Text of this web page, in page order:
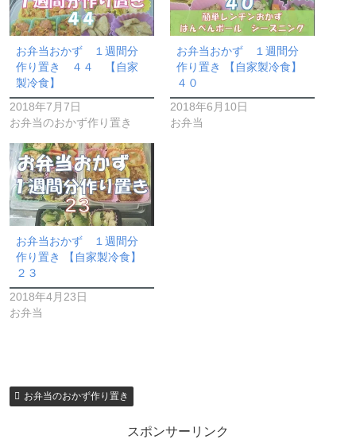
お弁当おかず １週間分
作り置き ４４ 【自家
製冷食】
2018年7月7日
お弁当のおかず作り置き
お弁当おかず １週間分
作り置き 【自家製冷食】
４０
2018年6月10日
お弁当
お弁当おかず １週間分
作り置き 【自家製冷食】
２３
2018年4月23日
お弁当
お弁当のおかず作り置き
スポンサーリンク